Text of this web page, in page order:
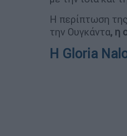
Η περίπτωση της
την Ουγκάντα, η
Η Gloria